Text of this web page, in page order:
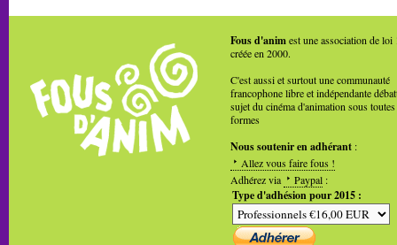
Fous d'animest une association de loi
créée en 2000.
C'est aussi et surtout une communauté
francophone libre et indépendante
sujet du cinéma d'animation sous toutes
formes
Nous soutenir en adhérant :
Allez vous faire fous !
Adhérez via
Paypal :
Type d'adhésion pour 2015 :